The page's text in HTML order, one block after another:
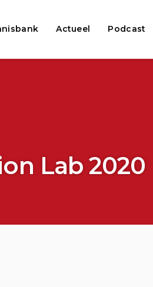
Actueel Podcast
Lab 2020